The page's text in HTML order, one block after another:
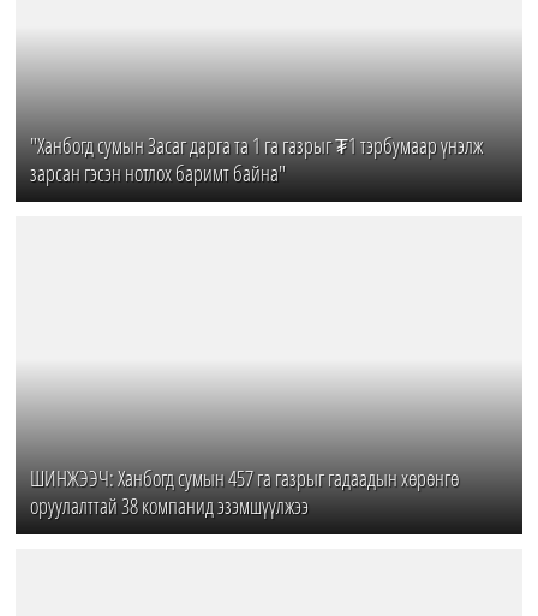
"Ханбогд сумын Засаг дарга та 1 га газрыг ₮1 тэрбумаар үнэлж
зарсан гэсэн нотлох баримт байна"
ШИНЖЭЭЧ: Ханбогд сумын 457 га газрыг гадаадын хөрөнгө
оруулалттай 38 компанид эзэмшүүлжээ